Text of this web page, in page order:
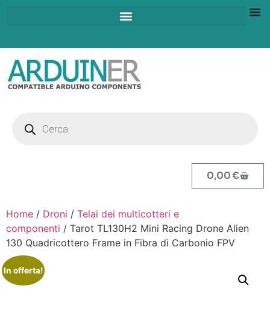
0,00€
Home / Droni / Telai dei multicotteri e
componenti / Tarot TL130H2 Mini Racing Drone Alien
130 Quadricottero Frame in Fibra di Carbonio FPV
In offerta!